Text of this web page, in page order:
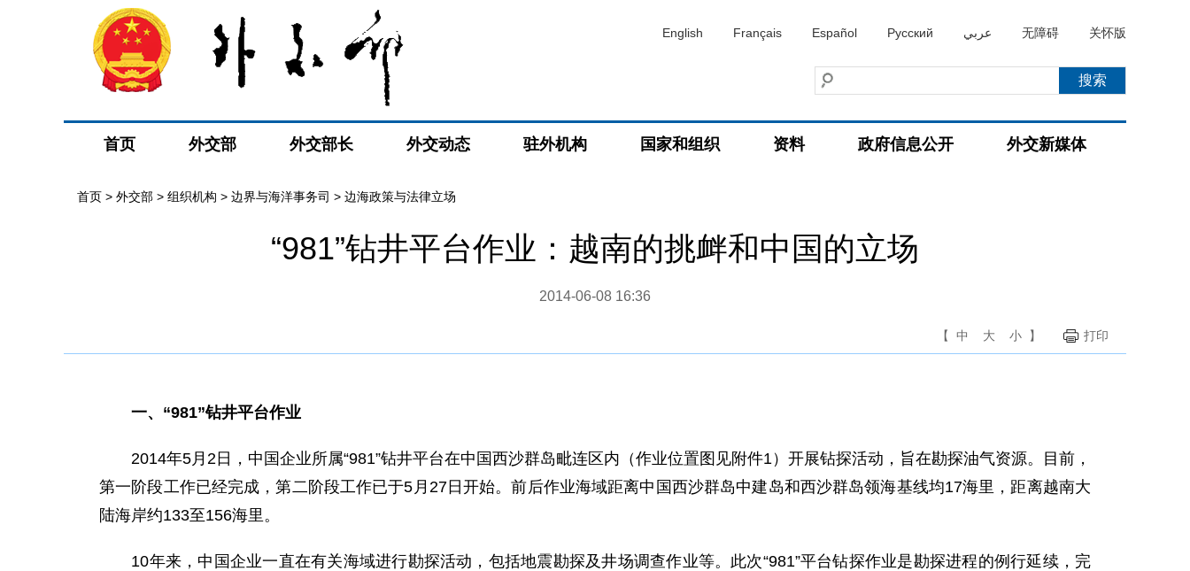
English Français Español Русский عربي 无障碍 关怀版
首页 外交部 外交部长 外交动态 驻外机构 国家和组织 资料 政府信息公开 外交新媒体
首页 > 外交部 > 组织机构 > 边界与海洋事务司 > 边海政策与法律立场
“981”钻井平台作业：越南的挑衅和中国的立场
2014-06-08 16:36
【 中 大 小 】 打印
一、“981”钻井平台作业
2014年5月2日，中国企业所属“981”钻井平台在中国西沙群岛毗连区内（作业位置图见附件1）开展钻探活动，旨在勘探油气资源。目前，
第一阶段工作已经完成，第二阶段工作已于5月27日开始。前后作业海域距离中国西沙群岛中建岛和西沙群岛领海基线均17海里，距离越南大
陆海岸约133至156海里。
10年来，中国企业一直在有关海域进行勘探活动，包括地震勘探及井场调查作业等。此次“981”平台钻探作业是勘探进程的例行延续，完